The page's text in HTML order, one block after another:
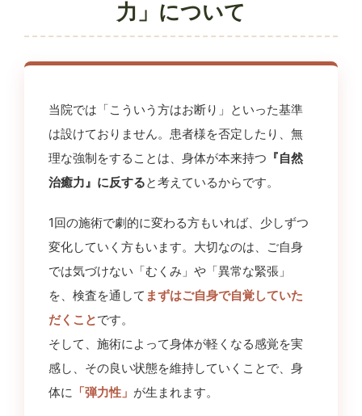
力」について
当院では「こういう方はお断り」といった基準
は設けておりません。患者様を否定したり、無
理な強制をすることは、身体が本来持つ 『自然
治癒力』に反すると考えているからです。
1回の施術で劇的に変わる方もいれば、少しずつ
変化していく方もいます。大切なのは、ご自身
では気づけない「むくみ」や「異常な緊張」
を、検査を通して まずはご自身で自覚していた
だくことです。
そして、施術によって身体が軽くなる感覚を実
感し、その良い状態を維持していくことで、身
体に 「弾力性」 が生まれます。